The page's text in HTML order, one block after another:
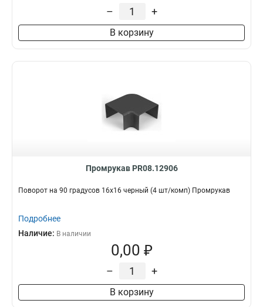
– +
В корзину
Промрукав PR08.12906
Поворот на 90 градусов 16х16 черный (4 шт/комп) Промрукав
Подробнее
Наличие: В наличии
0,00 ₽
– +
В корзину